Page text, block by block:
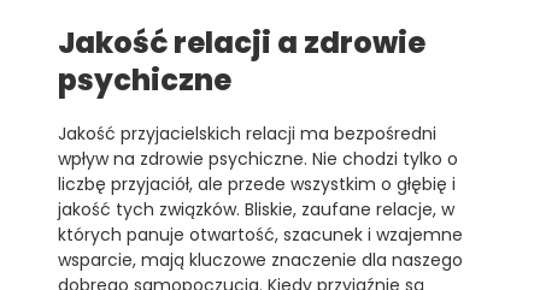
Jakość relacji a zdrowie
psychiczne
Jakość przyjacielskich relacji ma bezpośredni
wpływ na zdrowie psychiczne. Nie chodzi tylko o
liczbę przyjaciół, ale przede wszystkim o głębię i
jakość tych związków. Bliskie, zaufane relacje, w
których panuje otwartość, szacunek i wzajemne
wsparcie, mają kluczowe znaczenie dla naszego